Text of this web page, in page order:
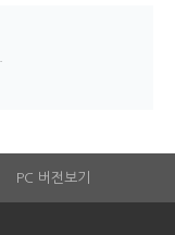
PC 버전보기